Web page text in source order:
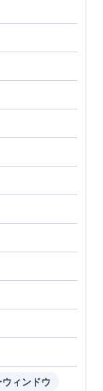
ィンドウ